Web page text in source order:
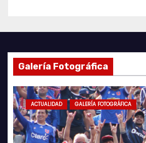
Galería Fotográfica
ACTUALIDAD GALERÍA FOTOGRÁFICA